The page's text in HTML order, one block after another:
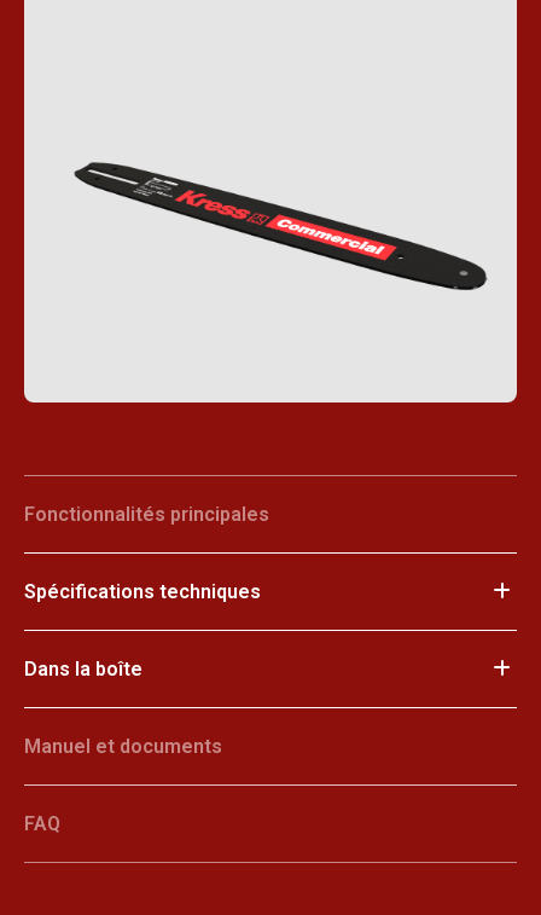
Fonctionnalités principales
Spécifications techniques
Dans la boîte
Manuel et documents
FAQ